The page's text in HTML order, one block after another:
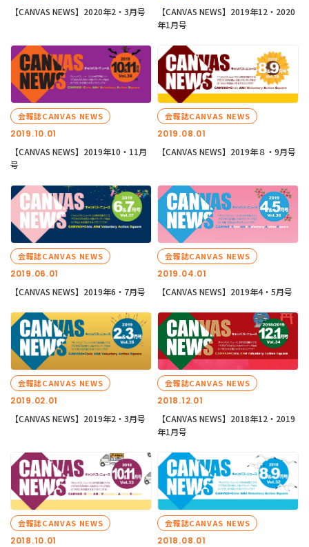
【CANVAS NEWS】2020年2・3月号
【CANVAS NEWS】2019年12・2020
年1月号
2019.10.01
会報誌CANVAS NEWS
【CANVAS NEWS】2019年10・11月
号
2019.08.01
会報誌CANVAS NEWS
【CANVAS NEWS】2019年８・9月号
2019.06.01
会報誌CANVAS NEWS
【CANVAS NEWS】2019年6・7月号
2019.04.01
会報誌CANVAS NEWS
【CANVAS NEWS】2019年4・5月号
2019.02.01
会報誌CANVAS NEWS
【CANVAS NEWS】2019年2・3月号
2018.12.01
会報誌CANVAS NEWS
【CANVAS NEWS】2018年12・2019
年1月号
2018.10.01
会報誌CANVAS NEWS
2018.08.01
会報誌CANVAS NEWS